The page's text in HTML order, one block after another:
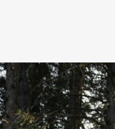
Gourmet